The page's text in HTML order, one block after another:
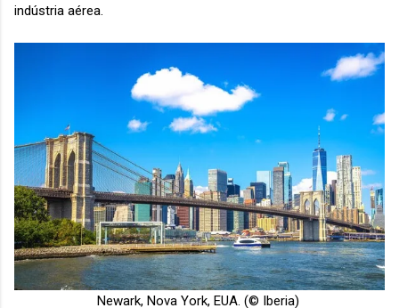
indústria aérea.
Newark, Nova York, EUA. (© Iberia)